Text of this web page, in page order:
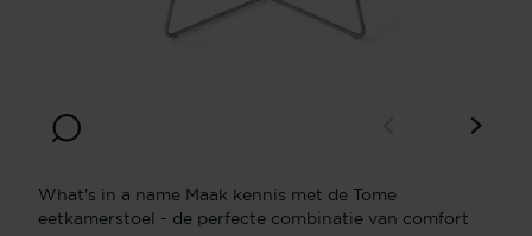
What's in a name Maak kennis met de Tome
eetkamerstoel - de perfecte combinatie van comfort